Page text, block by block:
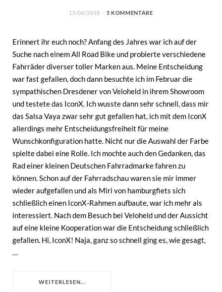
15/06/2018 5 KOMMENTARE
Erinnert ihr euch noch? Anfang des Jahres war ich auf der
Suche nach einem All Road Bike und probierte verschiedene
Fahrräder diverser toller Marken aus. Meine Entscheidung
war fast gefallen, doch dann besuchte ich im Februar die
sympathischen Dresdener von Veloheld in ihrem Showroom
und testete das IconX. Ich wusste dann sehr schnell, dass mir
das Salsa Vaya zwar sehr gut gefallen hat, ich mit dem IconX
allerdings mehr Entscheidungsfreiheit für meine
Wunschkonfiguration hatte. Nicht nur die Auswahl der Farbe
spielte dabei eine Rolle. Ich mochte auch den Gedanken, das
Rad einer kleinen Deutschen Fahrradmarke fahren zu
können. Schon auf der Fahrradschau waren sie mir immer
wieder aufgefallen und als Miri von hamburgfiets sich
schließlich einen IconX-Rahmen aufbaute, war ich mehr als
interessiert. Nach dem Besuch bei Veloheld und der Aussicht
auf eine kleine Kooperation war die Entscheidung schließlich
gefallen. Hi, IconX! Naja, ganz so schnell ging es, wie gesagt,
…
WEITERLESEN...